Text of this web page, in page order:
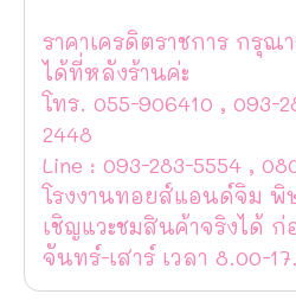
ราคาเครดิตราชการ กรุ
ได้ที่หลังร้านค่ะ
โทร. 055-906410 , 093-
2448
Line : 093-283-5554 ,
โรงงานทอยส์แอนด์จิม
เชิญแวะชมสินค้าจริงได้
จันทร์-เสาร์ เวลา 8.00-